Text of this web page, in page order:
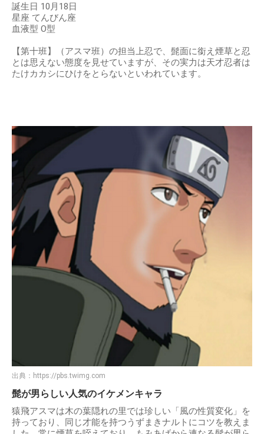
誕生日 10月18日
星座 てんびん座
血液型 O型
【第十班】（アスマ班）の担当上忍で、髭面に銜え煙草と忍
とは思えない態度を見せていますが、その実力は天才忍者は
たけカカシにひけをとらないといわれています。
出典： https://pbs.twimg.com
髭が男らしい人気のイケメンキャラ
猿飛アスマは木の葉隠れの里では珍しい「風の性質変化」を
持っており、同じ才能を持つうずまきナルトにコツを教えま